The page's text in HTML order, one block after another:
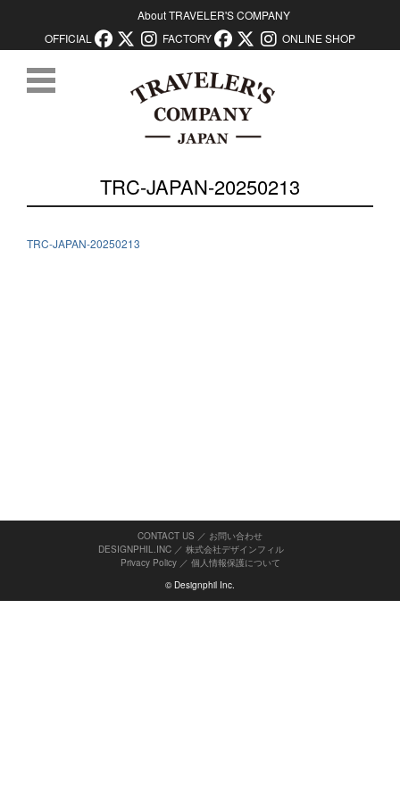
About TRAVELER'S COMPANY
OFFICIAL
FACTORY ONLINE SHOP
TRC-JAPAN-20250213
TRC-JAPAN-20250213
CONTACT US ／ お問い合わせ
DESIGNPHIL.INC ／ 株式会社デザインフィル
Privacy Policy／ 個人情報保護について
© Designphil Inc.